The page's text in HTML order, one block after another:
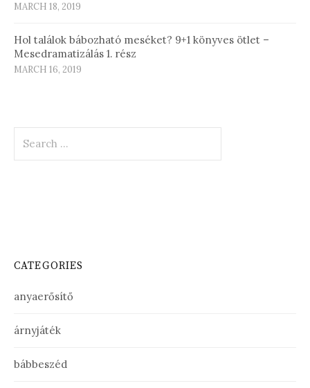
MARCH 18, 2019
Hol találok bábozható meséket? 9+1 könyves ötlet –
Mesedramatizálás 1. rész
MARCH 16, 2019
for:
CATEGORIES
anyaerősítő
árnyjáték
bábbeszéd